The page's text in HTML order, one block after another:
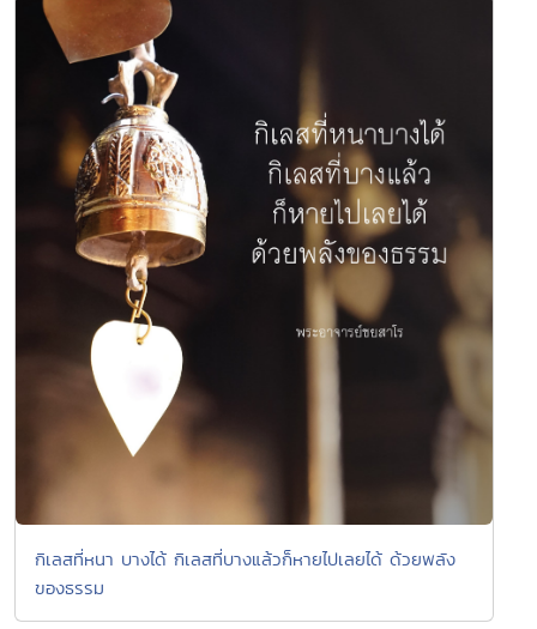
กิเลสที่หนา บางได้ กิเลสที่บางแล้วก็หายไปเลยได้ ด้วยพลัง
ของธรรม